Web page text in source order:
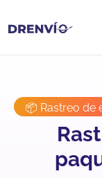
📦 Rastreo de